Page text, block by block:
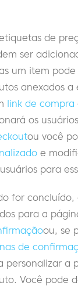
de
ser
um item
anexados a
link de compra
os
ou você
e
para
for concluído,
para a
ou, se
de
personalizar a
Você pode